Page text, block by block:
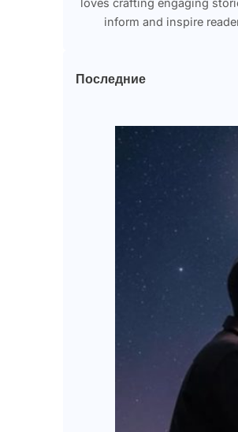
loves crafting engaging
inform and inspire
Последние